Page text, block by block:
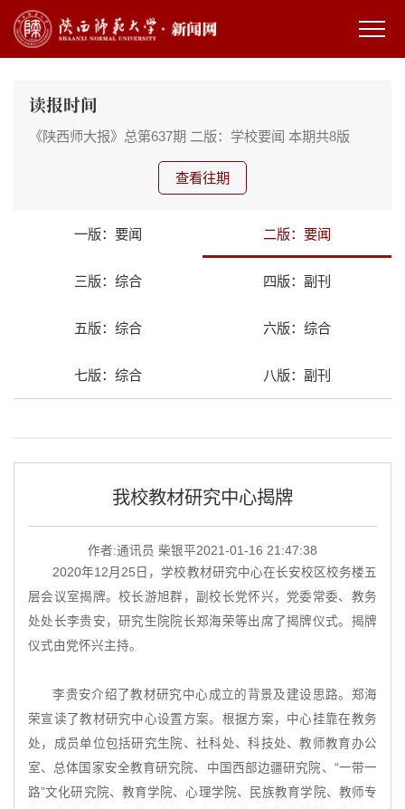
读报时间
《陕西师大报》总第637期 二版：学校要闻 本期共8版
查看往期
一版：要闻 二版：要闻
三版：综合 四版：副刊
五版：综合 六版：综合
七版：综合 八版：副刊
我校教材研究中心揭牌
作者:通讯员 柴银平2021-01-16 21:47:38
2020年12月25日，学校教材研究中心在长安校区校务楼五
层会议室揭牌。校长游旭群，副校长党怀兴，党委常委、教务
处处长李贵安，研究生院院长郑海荣等出席了揭牌仪式。揭牌
仪式由党怀兴主持。
李贵安介绍了教材研究中心成立的背景及建设思路。郑海
荣宣读了教材研究中心设置方案。根据方案，中心挂靠在教务
处，成员单位包括研究生院、社科处、科技处、教师教育办公
室、总体国家安全教育研究院、中国西部边疆研究院、“一带一
路”文化研究院、教育学院、心理学院、民族教育学院、教师专